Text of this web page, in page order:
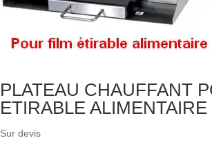
PLATEAU CHAUFFANT
ETIRABLE ALIMENTAIRE
Sur devis